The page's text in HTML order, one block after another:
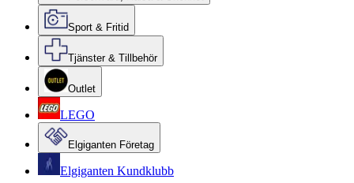
Sport & Fritid
Tjänster & Tillbehör
Outlet
LEGO
Elgiganten Företag
Elgiganten Kundklubb